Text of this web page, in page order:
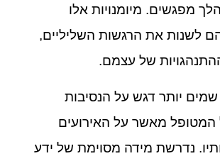
מפגשים. מיומנויות אלו
לשנות את הרגשות השליליים,
של עצמם.
מטפלי CBT שמים יותר דגש על הנסיבות
המטופל מאשר על האירועים
נדרשת מידה מסוימת של ידע